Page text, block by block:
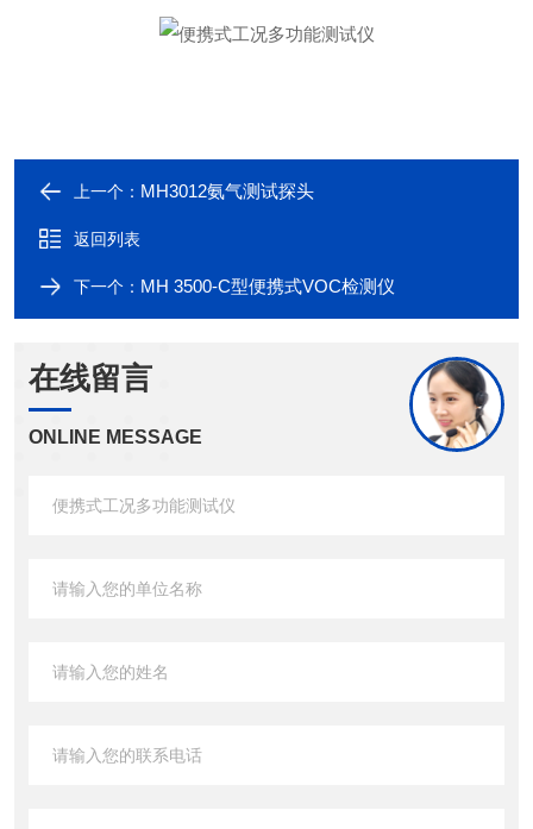
上一个： MH3012氨气测试探头
返回列表
下一个： MH 3500-C型便携式VOC检测仪
在线留言
ONLINE MESSAGE